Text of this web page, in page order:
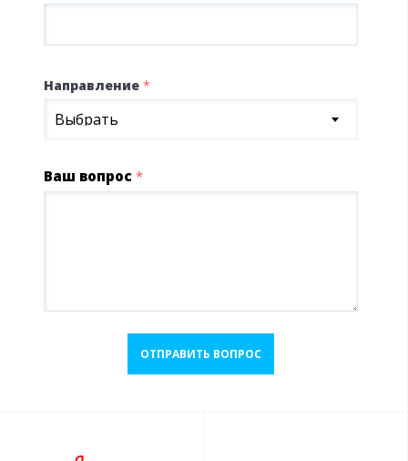
Направление *
Выбрать
Ваш вопрос *
ОТПРАВИТЬ ВОПРОС